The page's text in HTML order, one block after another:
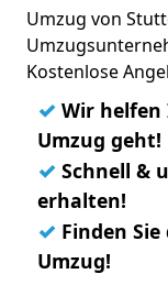
Umzug von
Kostenlose
✓ Wir
Umzug geht!
✓ Schnell &
erhalten!
✓ Finden
Umzug!